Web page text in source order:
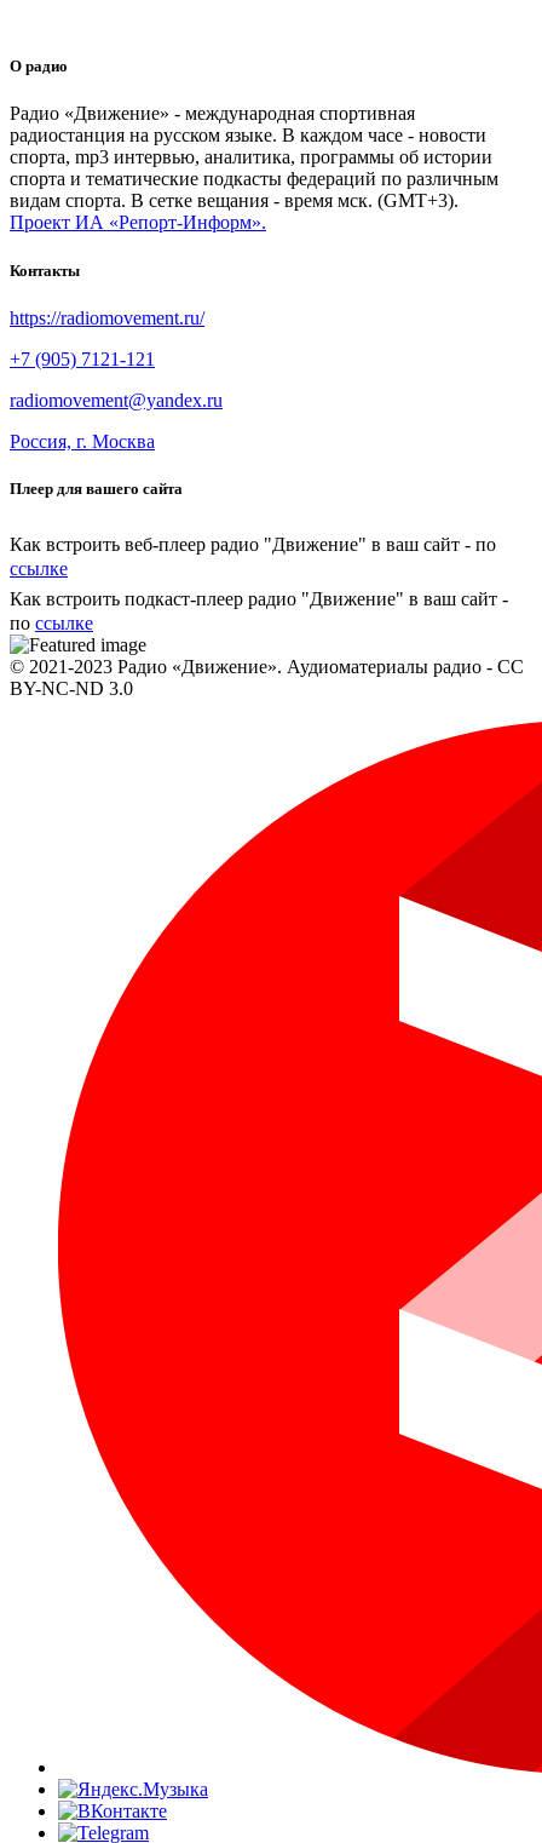
О радио
Радио «Движение» - международная спортивная
радиостанция на русском языке. В каждом часе - новости
спорта, mp3 интервью, аналитика, программы об истории
спорта и тематические подкасты федераций по различным
видам спорта. В сетке вещания - время мск. (GMT+3).
Проект ИА «Репорт-Информ».
Контакты
https://radiomovement.ru/
+7 (905) 7121-121
radiomovement@yandex.ru
Россия, г. Москва
Плеер для вашего сайта
Как встроить веб-плеер радио "Движение" в ваш сайт - по
ссылке
Как встроить подкаст-плеер радио "Движение" в ваш сайт -
по ссылке
© 2021-2023 Радио «Движение». Аудиоматериалы радио - CC
BY-NC-ND 3.0